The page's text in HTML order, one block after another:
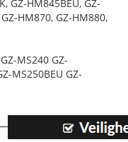
GZ-HM845BEU, GZ-
HM870, GZ-HM880,
MS240 GZ-
MS250BEU GZ-